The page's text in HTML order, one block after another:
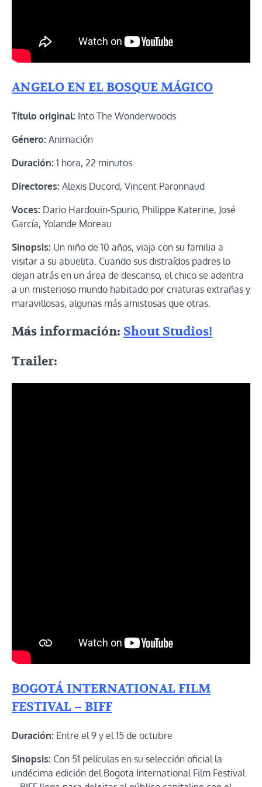
ANGELO EN EL BOSQUE MÁGICO
Título original: Into The Wonderwoods
Género: Animación
Duración: 1 hora, 22 minutos
Directores: Alexis Ducord, Vincent Paronnaud
Voces: Dario Hardouin-Spurio, Philippe Katerine, José
García, Yolande Moreau
Sinopsis: Un niño de 10 años, viaja con su familia a
visitar a su abuelita. Cuando sus distraídos padres lo
dejan atrás en un área de descanso, el chico se adentra
a un misterioso mundo habitado por criaturas extrañas y
maravillosas, algunas más amistosas que otras.
Más información: Shout Studios!
Trailer:
BOGOTÁ INTERNATIONAL FILM
FESTIVAL – BIFF
Duración: Entre el 9 y el 15 de octubre
Sinopsis: Con 51 películas en su selección oficial la
undécima edición del Bogota International Film Festival